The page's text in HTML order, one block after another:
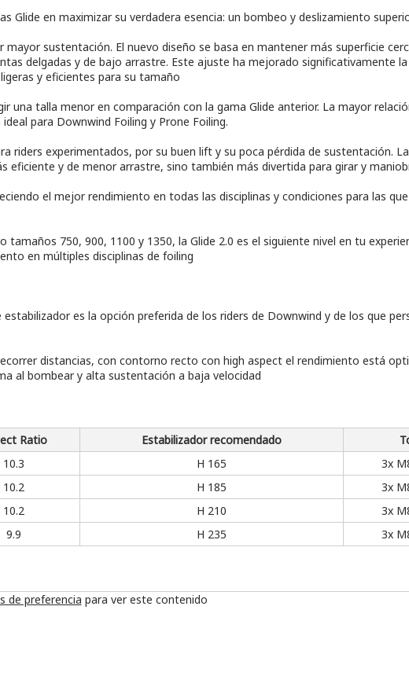
en maximizar su verdadera esencia: un bombeo y deslizamiento
sustentación. El nuevo diseño se basa en mantener más superficie
delgadas y de bajo arrastre. Este ajuste ha mejorado significativamente
y eficientes para su tamaño
una talla menor en comparación con la gama Glide anterior. La mayor
para Downwind Foiling y Prone Foiling.
riders experimentados, por su buen lift y su poca pérdida de sustentación.
eficiente y de menor arrastre, sino también más divertida para girar y
el mejor rendimiento en todas las disciplinas y condiciones para las
750, 900, 1100 y 1350, la Glide 2.0 es el siguiente nivel en tu
en múltiples disciplinas de foiling
es la opción preferida de los riders de Downwind y de los que
distancias, con contorno recto con high aspect el rendimiento está
al bombear y alta sustentación a baja velocidad
Ratio Estabilizador recomendado
10.3 H 165
3x
10.2 H 185
3x
10.2 H 210
3x
9.9 H 235 3x
de preferencia para ver este contenido